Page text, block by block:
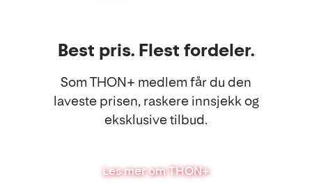
Best pris. Flest fordeler.
Som THON+ medlem får du den
laveste prisen, raskere innsjekk og
eksklusive tilbud.
Les mer om THON+